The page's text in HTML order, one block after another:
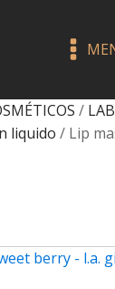
/
liquido / Lip
Face